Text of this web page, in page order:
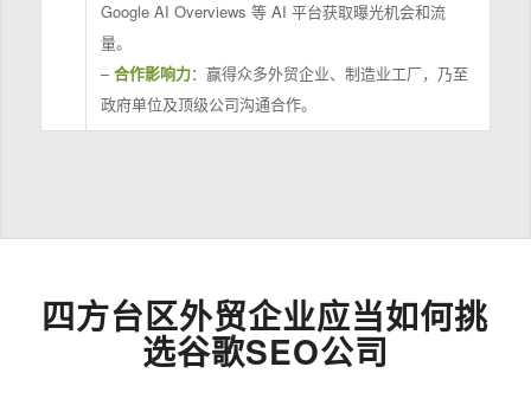
Google AI Overviews 等 AI 平台获取曝光机会和流
量。
–合作影响力：赢得众多外贸企业、制造业工厂，乃至
政府单位及顶级公司沟通合作。
四方台区外贸企业应当如何挑
选谷歌SEO公司